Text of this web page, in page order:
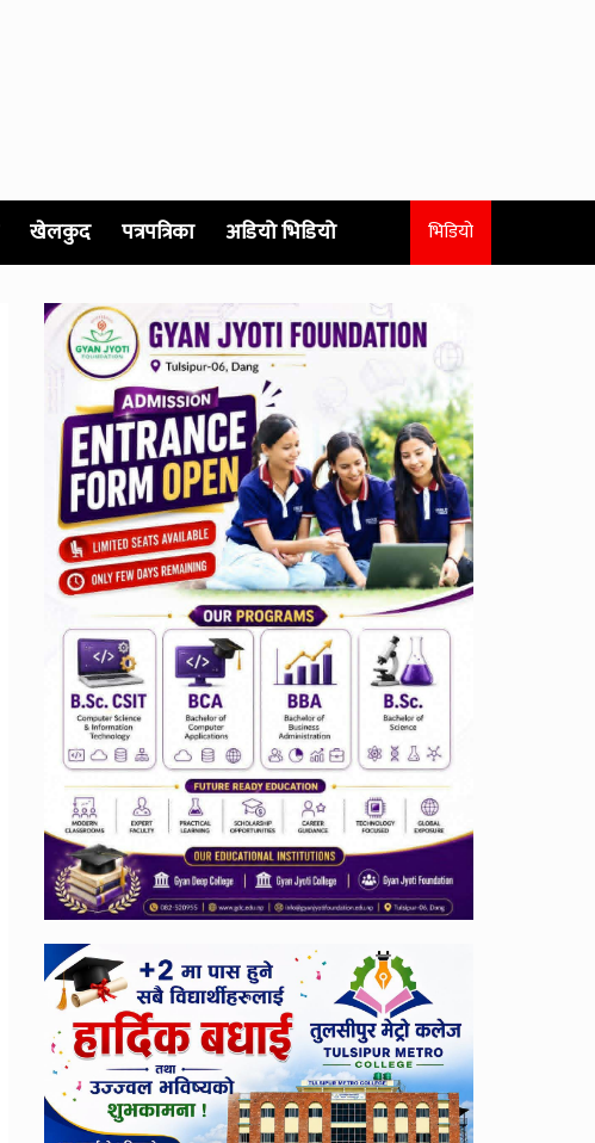
खेलकुद पत्रपत्रिका अडियो भिडियो भिडियो